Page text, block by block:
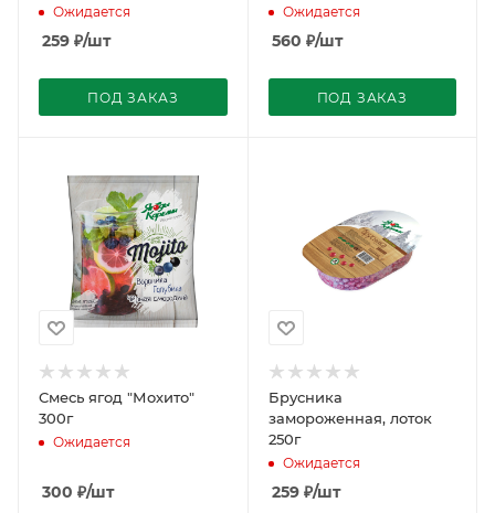
Ожидается
259 ₽/шт
ПОД ЗАКАЗ
Ожидается
560 ₽/шт
ПОД ЗАКАЗ
Смесь ягод "Мохито"
300г
Ожидается
300 ₽/шт
Брусника
замороженная, лоток
250г
Ожидается
259₽/шт